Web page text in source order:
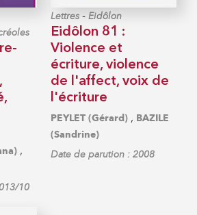
,
10
Lettres - Eidôlon
Eidôlon 81 :
Violence et
écriture, violence
de l'affect, voix de
l'écriture
PEYLET (Gérard) , BAZILE
(Sandrine)
Date de parution : 2008